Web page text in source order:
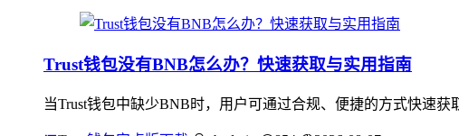
Trust钱包没有BNB怎么办？快速获取与实用指南
当Trust钱包中缺少BNB时，用户可通过合规、便捷的方式快速